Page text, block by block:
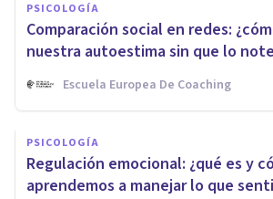
PSICOLOGÍA
Comparación social en redes:
nuestra autoestima sin que lo
Escuela Europea De Coaching
PSICOLOGÍA
Regulación emocional: ¿qué es y
aprendemos a manejar lo que